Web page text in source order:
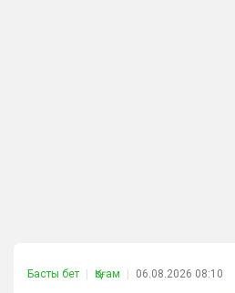
Басты бет Қоғам 06.08.2026 08:10